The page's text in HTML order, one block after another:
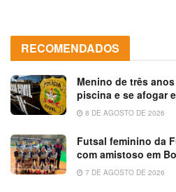
RECOMENDADOS
Menino de três
piscina e se afogar
8 DE AGOSTO DE 2026
Futsal feminino da
com amistoso em
7 DE AGOSTO DE 2026